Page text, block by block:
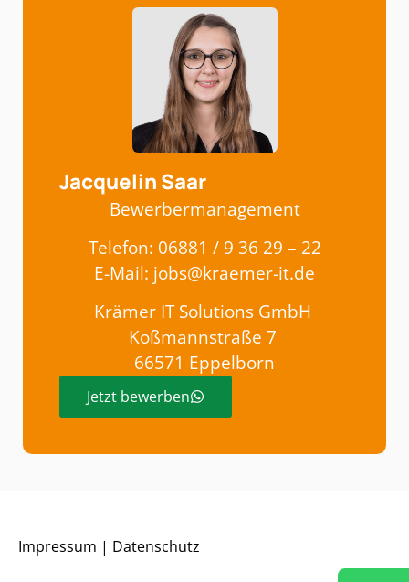
Jacquelin Saar
Bewerbermanagement
Telefon: 06881 / 9 36 29 – 22
E-Mail: jobs@kraemer-it.de
Krämer IT Solutions GmbH
Koßmannstraße 7
66571 Eppelborn
Jetzt bewerben
Impressum | Datenschutz